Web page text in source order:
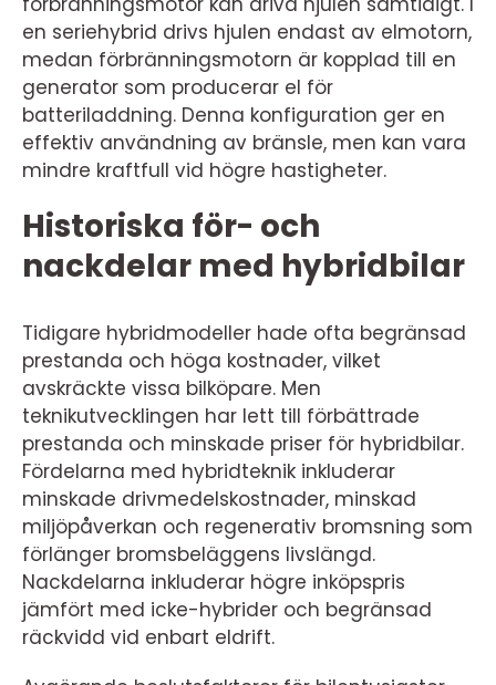
en seriehybrid drivs hjulen endast av elmotorn,
medan förbränningsmotorn är kopplad till en
generator som producerar el för
batteriladdning. Denna konfiguration ger en
effektiv användning av bränsle, men kan vara
mindre kraftfull vid högre hastigheter.
Historiska för- och
nackdelar med hybridbilar
Tidigare hybridmodeller hade ofta begränsad
prestanda och höga kostnader, vilket
avskräckte vissa bilköpare. Men
teknikutvecklingen har lett till förbättrade
prestanda och minskade priser för hybridbilar.
Fördelarna med hybridteknik inkluderar
minskade drivmedelskostnader, minskad
miljöpåverkan och regenerativ bromsning som
förlänger bromsbeläggens livslängd.
Nackdelarna inkluderar högre inköpspris
jämfört med icke-hybrider och begränsad
räckvidd vid enbart eldrift.